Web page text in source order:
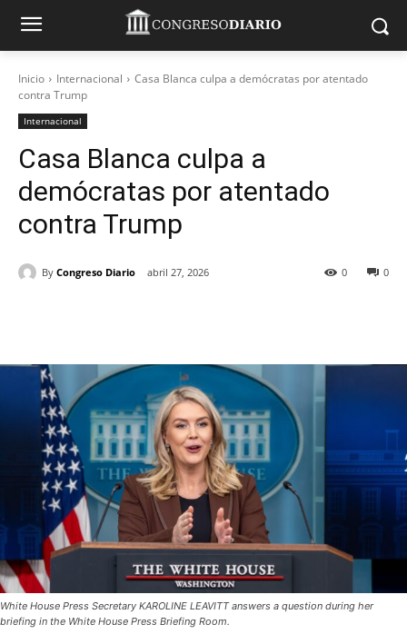
Inicio Internacional
Casa Blanca culpa a demócratas por atentado
contra Trump
Internacional
Casa Blanca culpa a
demócratas por atentado
contra Trump
By Congreso Diario abril 27, 2026 0
0
White House Press Secretary KAROLINE LEAVITT answers a question during her
briefing in the White House Press Briefing Room.